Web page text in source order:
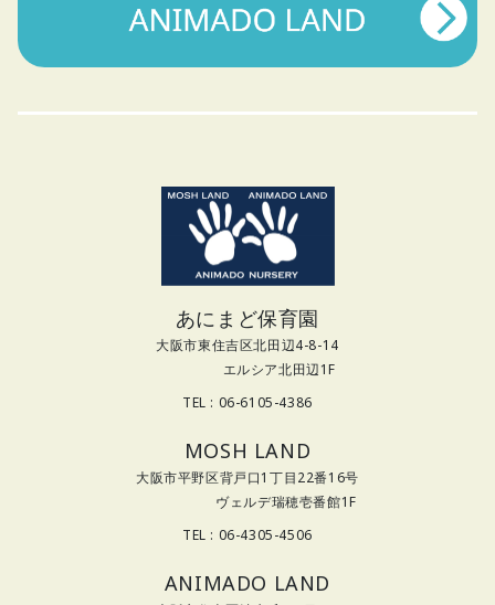
あにまど保育園
大阪市東住吉区北田辺4-8-14
エルシア北田辺1F
TEL : 06-6105-4386
MOSH LAND
大阪市平野区背戸口1丁目22番16号
ヴェルデ瑞穂壱番館1F
TEL : 06-4305-4506
ANIMADO LAND